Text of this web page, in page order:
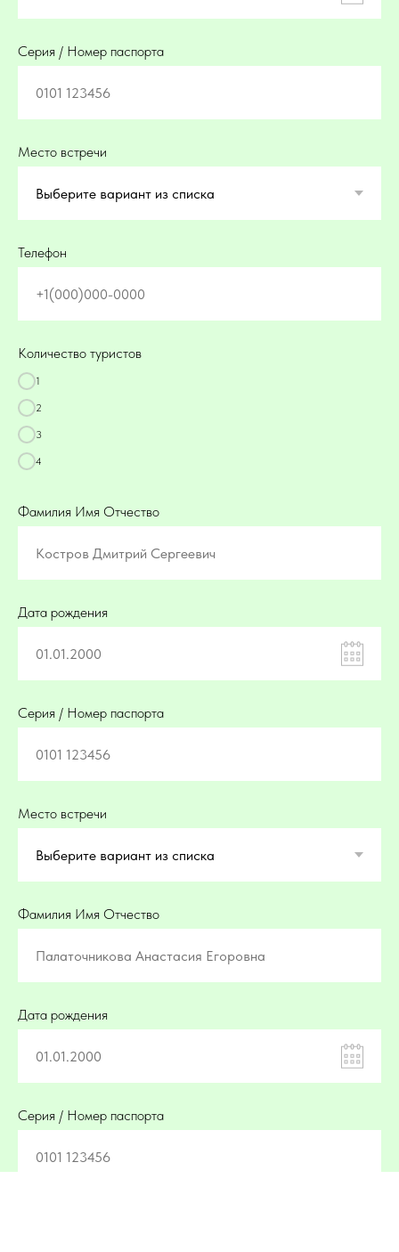
Серия / Номер паспорта
Место встречи
Телефон
Количество туристов
1
2
3
4
Фамилия Имя Отчество
Дата рождения
Серия / Номер паспорта
Место встречи
Фамилия Имя Отчество
Дата рождения
Серия / Номер паспорта